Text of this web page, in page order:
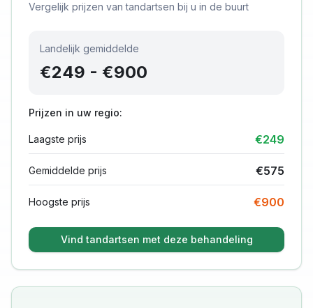
Vergelijk prijzen van tandartsen bij u in de buurt
Landelijk gemiddelde
€249 - €900
Prijzen in uw regio:
Laagste prijs €249
Gemiddelde prijs €575
Hoogste prijs €900
Vind tandartsen met deze behandeling